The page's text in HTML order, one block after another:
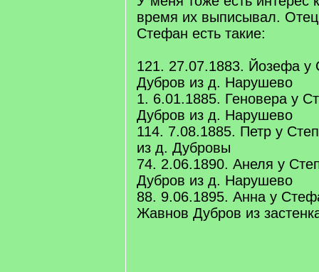
время их выписывал.
Стефан есть такие:
121. 27.07.1883. Йозефа у
Дубров из д. Нарушево
1. 6.01.1885. Геновера у
Дубров из д. Нарушево
114. 7.08.1885. Петр у
из д. Дубровы
74. 2.06.1890. Анеля у
Дубров из д. Нарушево
88. 9.06.1895. Анна у
Жавнов Дубров из